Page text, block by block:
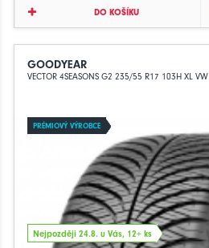
DO KOŠÍKU
GOODYEAR
VECTOR 4SEASONS G2 235/55 R17 103H XL VW
PRÉMIOVÝ VÝROBCE
Nejpozději 24.8. u Vás, 12+ ks